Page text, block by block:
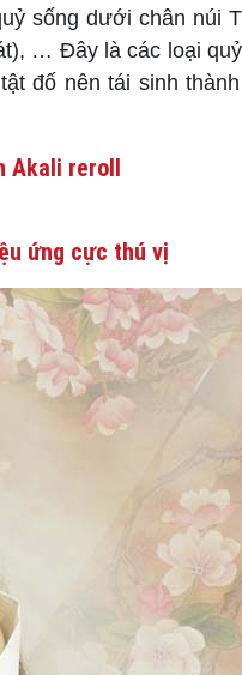
sống dưới chân núi
… Đây là các loại
đố nên tái sinh
Akali reroll
ứng cực thú vị